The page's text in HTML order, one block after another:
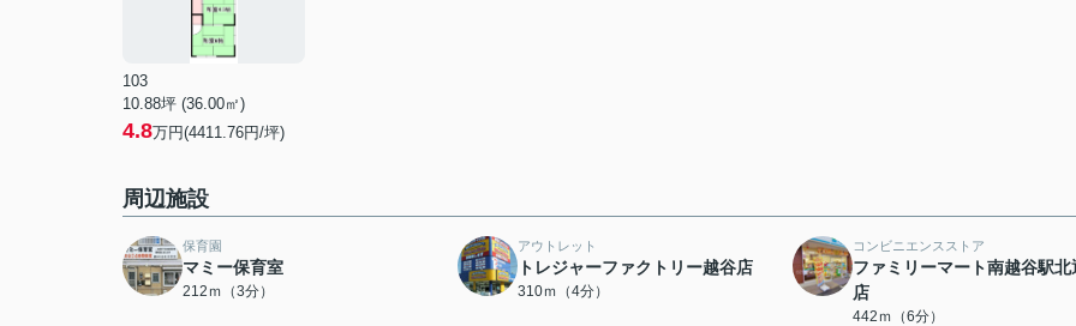
103
10.88坪 (36.00㎡)
4.8万円(4411.76円/坪)
周辺施設
保育園
マミー保育室
212ｍ（3分）
アウトレット
トレジャーファクトリー越谷店
310ｍ（4分）
コンビニエンスストア
ファミリーマート南越谷駅北
店
442ｍ（6分）